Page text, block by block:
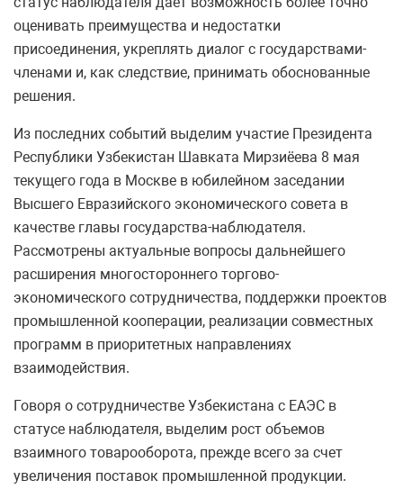
оценивать преимущества и недостатки
присоединения, укреплять диалог с государствами-
членами и, как следствие, принимать обоснованные
решения.
Из последних событий выделим участие Президента
Республики Узбекистан Шавката Мирзиёева 8 мая
текущего года в Москве в юбилейном заседании
Высшего Евразийского экономического совета в
качестве главы государства-наблюдателя.
Рассмотрены актуальные вопросы дальнейшего
расширения многостороннего торгово-
экономического сотрудничества, поддержки проектов
промышленной кооперации, реализации совместных
программ в приоритетных направлениях
взаимодействия.
Говоря о сотрудничестве Узбекистана с ЕАЭС в
статусе наблюдателя, выделим рост объемов
взаимного товарооборота, прежде всего за счет
увеличения поставок промышленной продукции.